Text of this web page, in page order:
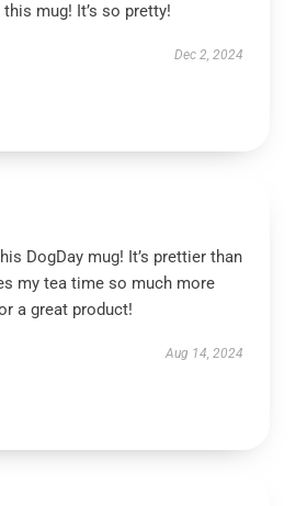
mug! It’s so pretty!
Dec 2, 2024
DogDay mug! It’s prettier than
my tea time so much more
a great product!
Aug 14, 2024